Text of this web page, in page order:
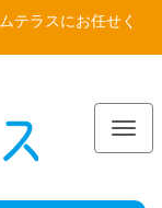
テラスにお任せく